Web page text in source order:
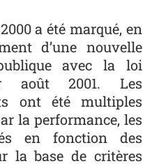
a été marqué, en
d’une nouvelle
avec la loi
août 2001. Les
ont été multiples
la performance, les
en fonction des
la base de critères